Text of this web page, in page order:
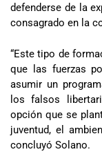
defenderse de la
consagrado en la
“Este tipo de
que las fuerzas
asumir un
los falsos
opción que se
juventud, el
concluyó Solano.